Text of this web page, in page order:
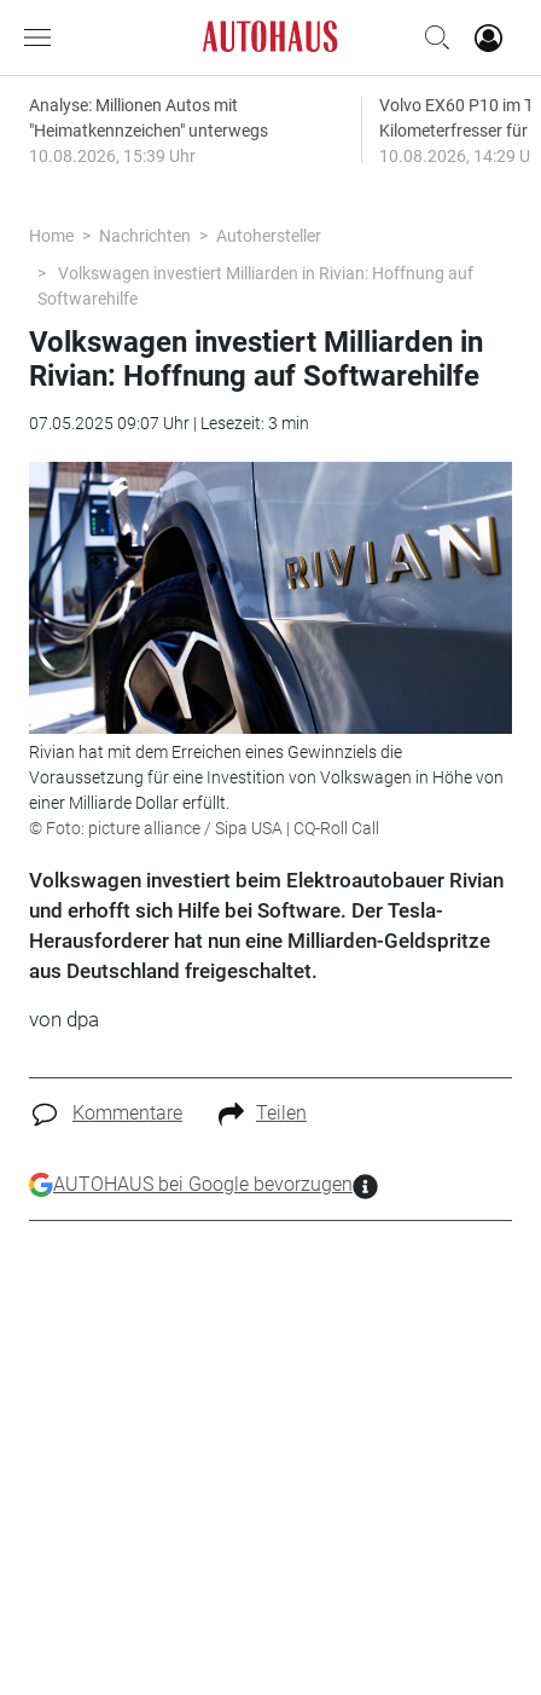
Analyse: Millionen Autos mit
"Heimatkennzeichen" unterwegs
10.08.2026, 15:39 Uhr
Volvo EX60 P10 im
Kilometerfresser für
10.08.2026, 14:29
Home Nachrichten
Autohersteller
Volkswagen investiert Milliarden in Rivian: Hoffnung auf
Softwarehilfe
Volkswagen investiert Milliarden in
Rivian: Hoffnung auf Softwarehilfe
07.05.2025 09:07 Uhr | Lesezeit: 3 min
Rivian hat mit dem Erreichen eines Gewinnziels die
Voraussetzung für eine Investition von Volkswagen in Höhe von
einer Milliarde Dollar erfüllt.
© Foto: picture alliance / Sipa USA | CQ-Roll Call
Volkswagen investiert beim Elektroautobauer Rivian
und erhofft sich Hilfe bei Software. Der Tesla-
Herausforderer hat nun eine Milliarden-Geldspritze
aus Deutschland freigeschaltet.
von dpa
Kommentare Teilen
AUTOHAUS bei Google bevorzugen